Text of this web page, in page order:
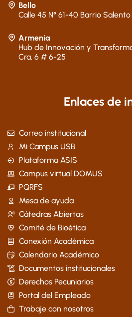
Bello
Calle 45 N° 61-40 Barrio Salento
Armenia
Hub de Innovación y
Cra. 6 # 6-25
Enlaces de
Correo institucional
Mi Campus USB
Plataforma ASIS
Campus virtual DOMUS
PQRFS
Mesa de ayuda
Cátedras Abiertas
Comité de Bioética
Conexión Académica
Calendario Académico
Documentos institucionales
Derechos Pecuniarios
Portal del Empleado
Trabaje con nosotros